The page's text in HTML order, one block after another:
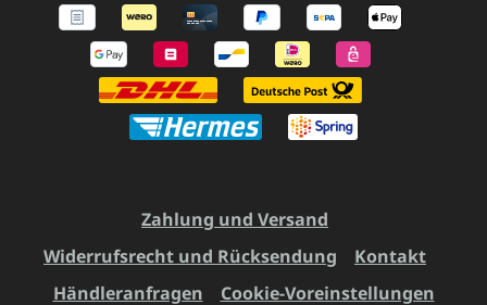
Zahlung und Versand
Widerrufsrecht und Rücksendung
Kontakt
Händleranfragen
Cookie-Voreinstellungen